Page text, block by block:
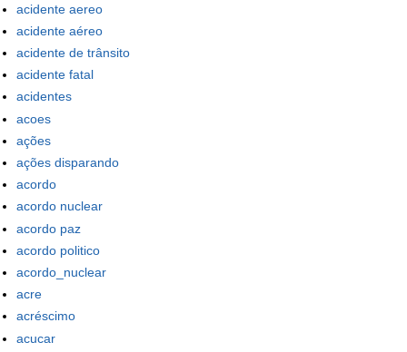
acidente aereo
acidente aéreo
acidente de trânsito
acidente fatal
acidentes
acoes
ações
ações disparando
acordo
acordo nuclear
acordo paz
acordo politico
acordo_nuclear
acre
acréscimo
acucar